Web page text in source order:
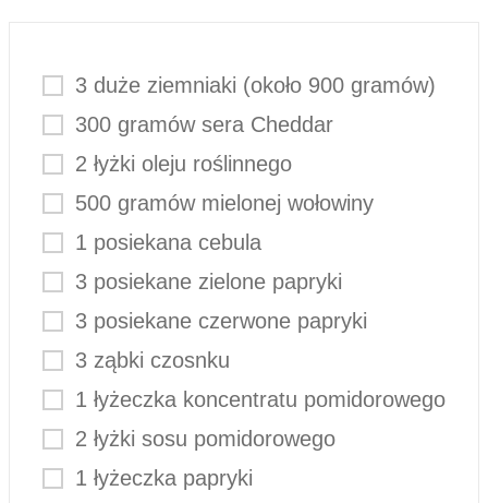
3 duże ziemniaki (około 900 gramów)
300 gramów sera Cheddar
2 łyżki oleju roślinnego
500 gramów mielonej wołowiny
1 posiekana cebula
3 posiekane zielone papryki
3 posiekane czerwone papryki
3 ząbki czosnku
1 łyżeczka koncentratu pomidorowego
2 łyżki sosu pomidorowego
1 łyżeczka papryki